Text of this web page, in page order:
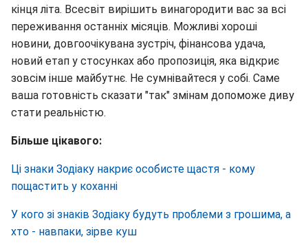
кінця літа. Всесвіт вирішить винагородити вас за всі
переживання останніх місяців. Можливі хороші
новини, довгоочікувана зустріч, фінансова удача,
новий етап у стосунках або пропозиція, яка відкриє
зовсім інше майбутнє. Не сумнівайтеся у собі. Саме
ваша готовність сказати "так" змінам допоможе диву
стати реальністю.
Більше цікавого:
Ці знаки Зодіаку накриє особисте щастя - кому
пощастить у коханні
У кого зі знаків Зодіаку будуть проблеми з грошима, а
хто - навпаки, зірве куш